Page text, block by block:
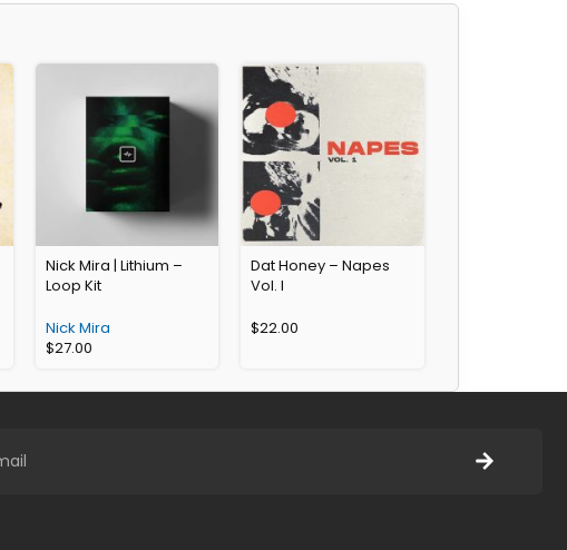
Nick Mira | Lithium –
Loop Kit
Nick Mira
$27.00
Dat Honey – Napes
Vol. I
$22.00